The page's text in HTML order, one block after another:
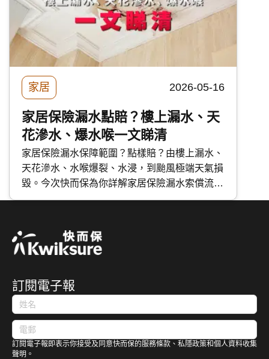
家居 2026-05-16
家居保險漏水點賠？樓上漏水、天
花滲水、爆水喉一文睇清
家居保險漏水保障範圍？點樣賠？由樓上漏水、
天花滲水、水喉爆裂、水浸，到颱風極端天氣損
毀。今次快而保為你詳解家居保險漏水索償流
程、常見拒賠原因、火險與家居保分別，並附保
訂閱電子報
訂閱電子報即表示你接受及同意快而保的服務條款、私隱政策和個人資料收集
聲明。